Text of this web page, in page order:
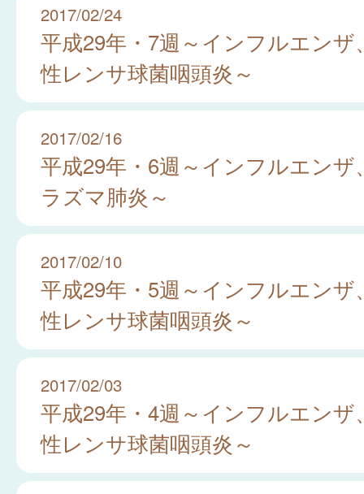
2017/02/24
平成29年・7週～インフルエンザ
性レンサ球菌咽頭炎～
2017/02/16
平成29年・6週～インフルエン
ラズマ肺炎～
2017/02/10
平成29年・5週～インフルエンザ
性レンサ球菌咽頭炎～
2017/02/03
平成29年・4週～インフルエンザ
性レンサ球菌咽頭炎～